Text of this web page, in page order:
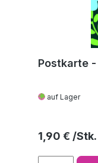
Postkarte
auf Lager
Regulärer
1,90 €